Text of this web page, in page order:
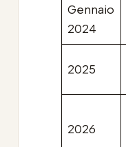
Gennaio
2024
2025
2026